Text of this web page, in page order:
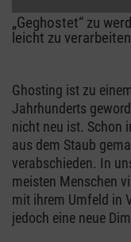
„Geghostet“ zu
leicht zu
Ghosting ist zu
Jahrhunderts
nicht neu ist. Schon
aus dem Staub
verabschieden. In
meisten Menschen
mit ihrem Umfeld in
jedoch eine neue